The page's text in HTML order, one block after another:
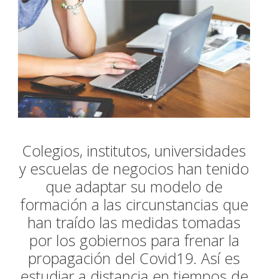
Colegios, institutos, universidades
y escuelas de negocios han tenido
que adaptar su modelo de
formación a las circunstancias que
han traído las medidas tomadas
por los gobiernos para frenar la
propagación del Covid19. Así es